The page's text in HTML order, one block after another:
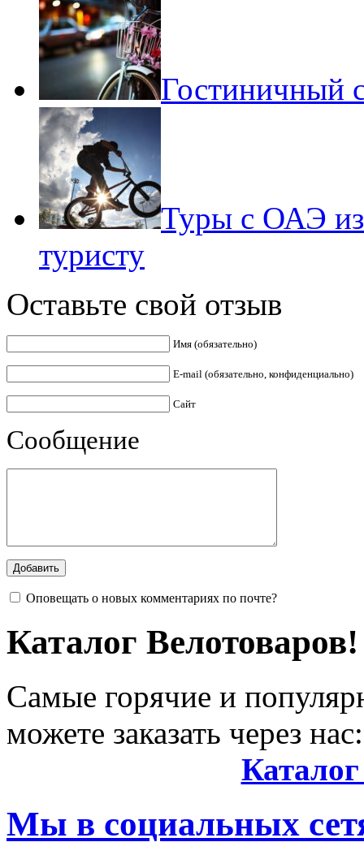
Гостиничный
Туры с ОАЭ
туристу
Оставьте свой отзыв
Имя (обязательно)
E-mail (обязательно, конфиденциально)
Сайт
Сообщение
Оповещать о новых комментариях по почте?
Каталог Велотоваров!
Самые горячие и
можете заказать через нас:
Мы в социальных